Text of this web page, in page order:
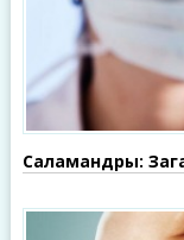
Саламандры: